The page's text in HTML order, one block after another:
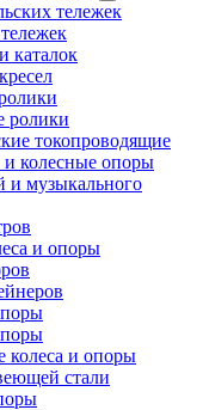
тележек
каталок
ролики
токопроводящие
колесные опоры
и музыкального
и опоры
колеса и опоры
стали